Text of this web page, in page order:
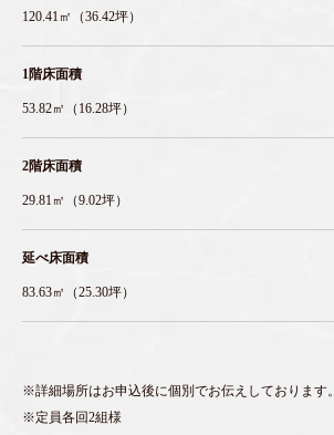
120.41㎡（36.42坪）
1階床面積
53.82㎡（16.28坪）
2階床面積
29.81㎡（9.02坪）
延べ床面積
83.63㎡（25.30坪）
※詳細場所はお申込後に個別でお伝えしております。
※定員各回2組様